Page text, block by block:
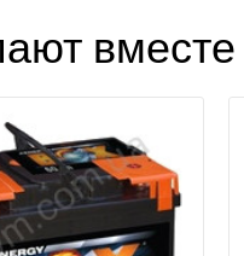
вместе